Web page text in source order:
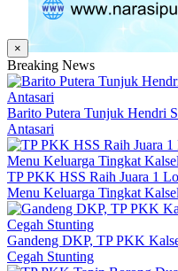
×
Breaking News
Barito Putera Tunjuk Hendri
Antasari
TP PKK HSS Raih Juara 1
Menu Keluarga Tingkat Kalsel
Gandeng DKP, TP PKK
Cegah Stunting